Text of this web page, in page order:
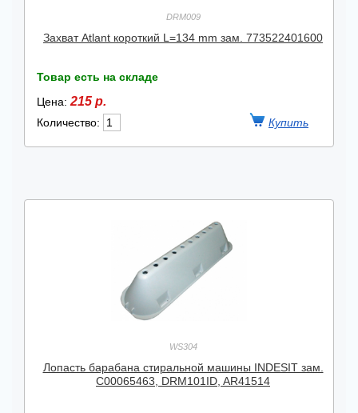
DRM009
Захват Atlant короткий L=134 mm зам. 773522401600
Товар есть на складе
Цена: 215 р.
Количество:
WS304
Лопасть барабана стиральной машины INDESIT зам.
C00065463, DRM101ID, AR41514